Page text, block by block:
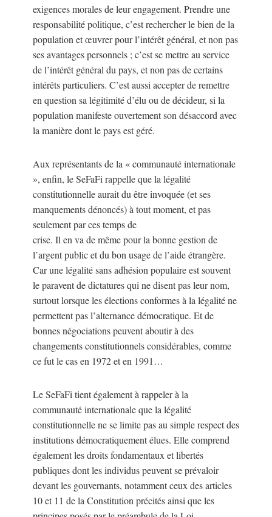
exigences morales de leur engagement. Prendre une
responsabilité politique, c’est rechercher le bien de la
population et œuvrer pour l’intérêt général, et non pas
ses avantages personnels ; c’est se mettre au service
de l’intérêt général du pays, et non pas de certains
intérêts particuliers. C’est aussi accepter de remettre
en question sa légitimité d’élu ou de décideur, si la
population manifeste ouvertement son désaccord avec
la manière dont le pays est géré.
Aux représentants de la « communauté internationale
», enfin, le SeFaFi rappelle que la légalité
constitutionnelle aurait du être invoquée (et ses
manquements dénoncés) à tout moment, et pas
seulement par ces temps de
crise. Il en va de même pour la bonne gestion de
l’argent public et du bon usage de l’aide étrangère.
Car une légalité sans adhésion populaire est souvent
le paravent de dictatures qui ne disent pas leur nom,
surtout lorsque les élections conformes à la légalité ne
permettent pas l’alternance démocratique. Et de
bonnes négociations peuvent aboutir à des
changements constitutionnels considérables, comme
ce fut le cas en 1972 et en 1991…
Le SeFaFi tient également à rappeler à la
communauté internationale que la légalité
constitutionnelle ne se limite pas au simple respect des
institutions démocratiquement élues. Elle comprend
également les droits fondamentaux et libertés
publiques dont les individus peuvent se prévaloir
devant les gouvernants, notamment ceux des articles
10 et 11 de la Constitution précités ainsi que les